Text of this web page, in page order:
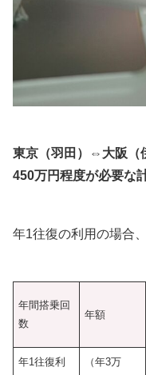
東京（羽田）⇔大阪（
450万円程度が必要な
年1往復の利用の場合
年間搭乗回
数
年額
年1往復利
（年3万